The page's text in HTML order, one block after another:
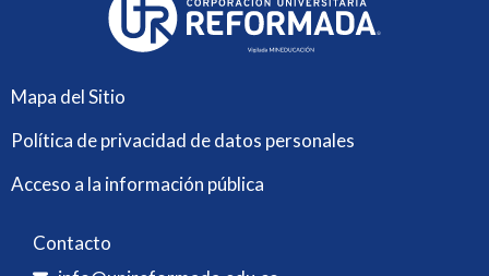
Mapa del Sitio
Política de privacidad de datos personales
Acceso a la información pública
Contacto